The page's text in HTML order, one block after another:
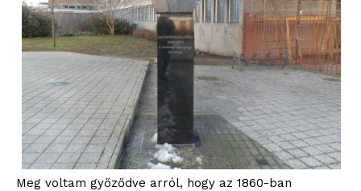
Meg voltam győződve arról, hogy az 1860-ban